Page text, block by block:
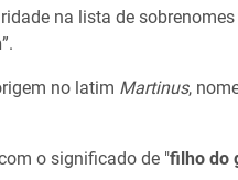
na lista de
”.
no latim Martinus,
o significado de "filho do